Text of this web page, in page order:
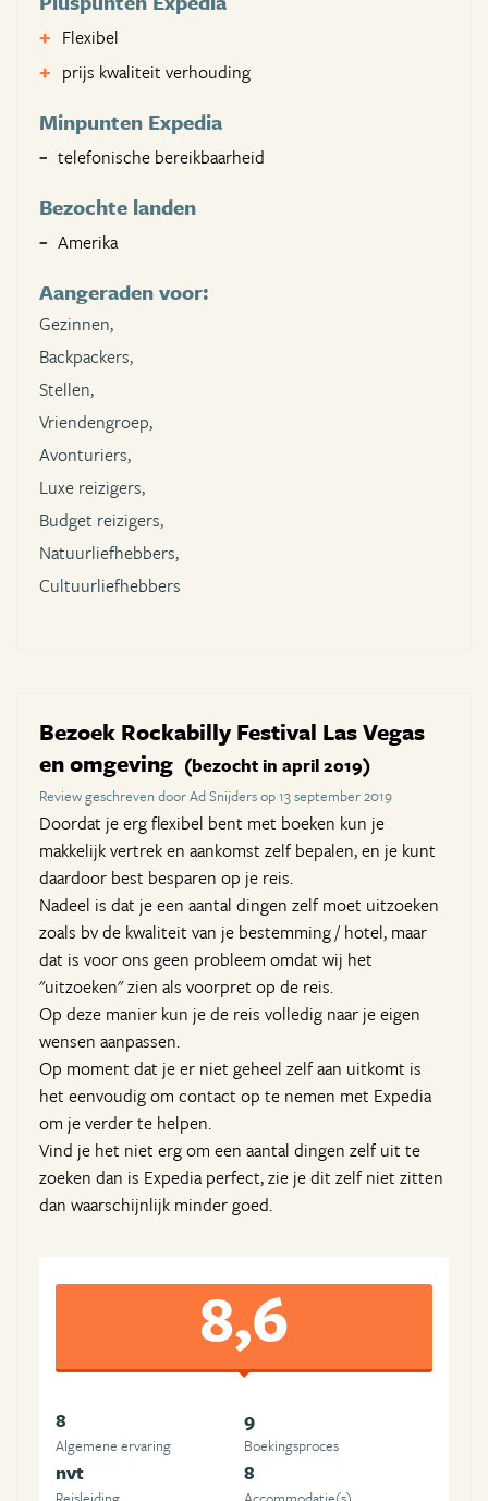
Flexibel
prijs kwaliteit verhouding
Minpunten Expedia
telefonische bereikbaarheid
Bezochte landen
Amerika
Aangeraden voor:
Gezinnen,
Backpackers,
Stellen,
Vriendengroep,
Avonturiers,
Luxe reizigers,
Budget reizigers,
Natuurliefhebbers,
Cultuurliefhebbers
Bezoek Rockabilly Festival Las Vegas
en omgeving (bezocht in april 2019)
Review geschreven door Ad Snijders op 13 september 2019
Doordat je erg flexibel bent met boeken kun je
makkelijk vertrek en aankomst zelf bepalen, en je kunt
daardoor best besparen op je reis.
Nadeel is dat je een aantal dingen zelf moet uitzoeken
zoals bv de kwaliteit van je bestemming / hotel, maar
dat is voor ons geen probleem omdat wij het
"uitzoeken" zien als voorpret op de reis.
Op deze manier kun je de reis volledig naar je eigen
wensen aanpassen.
Op moment dat je er niet geheel zelf aan uitkomt is
het eenvoudig om contact op te nemen met Expedia
om je verder te helpen.
Vind je het niet erg om een aantal dingen zelf uit te
zoeken dan is Expedia perfect, zie je dit zelf niet zitten
dan waarschijnlijk minder goed.
8,6
8
Algemene ervaring
9
Boekingsproces
nvt 8